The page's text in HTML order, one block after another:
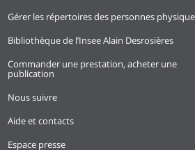
Gérer les répertoires des personnes
Bibliothèque de l’Insee Alain Desrosières
Commander une prestation, acheter une
publication
Nous suivre
Aide et contacts
Espace presse